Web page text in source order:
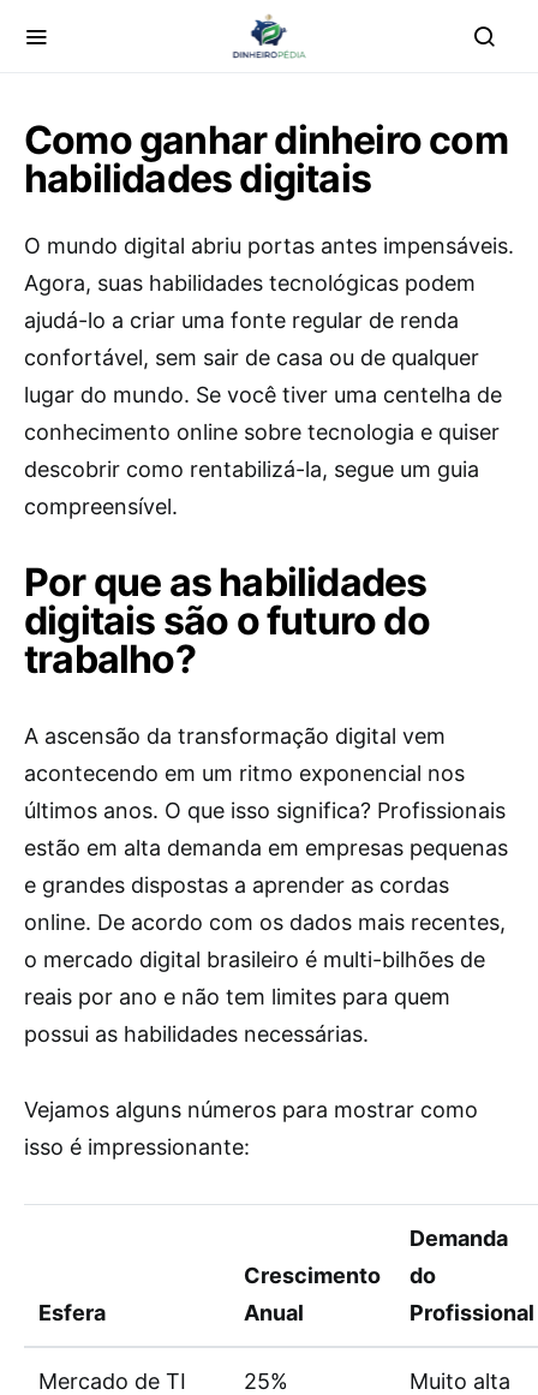
Como ganhar dinheiro com
habilidades digitais
O mundo digital abriu portas antes impensáveis.
Agora, suas habilidades tecnológicas podem
ajudá-lo a criar uma fonte regular de renda
confortável, sem sair de casa ou de qualquer
lugar do mundo. Se você tiver uma centelha de
conhecimento online sobre tecnologia e quiser
descobrir como rentabilizá-la, segue um guia
compreensível.
Por que as habilidades
digitais são o futuro do
trabalho?
A ascensão da transformação digital vem
acontecendo em um ritmo exponencial nos
últimos anos. O que isso significa? Profissionais
estão em alta demanda em empresas pequenas
e grandes dispostas a aprender as cordas
online. De acordo com os dados mais recentes,
o mercado digital brasileiro é multi-bilhões de
reais por ano e não tem limites para quem
possui as habilidades necessárias.
Vejamos alguns números para mostrar como
isso é impressionante:
Esfera
Crescimento
Anual
Demanda
do
Profissional
Mercado de TI 25% Muito alta